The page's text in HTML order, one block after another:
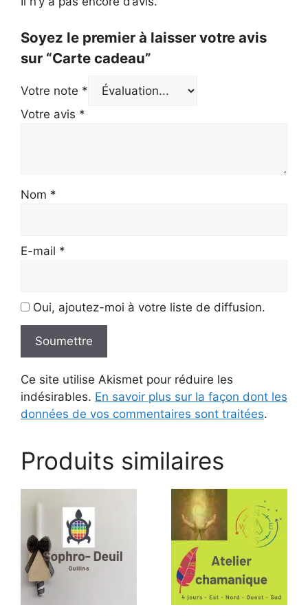
Soyez le premier à laisser votre avis
sur “Carte cadeau”
Votre note *
Votre avis *
Nom *
E-mail *
Oui, ajoutez-moi à votre liste de diffusion.
Ce site utilise Akismet pour réduire les
indésirables. En savoir plus sur la façon dont les
données de vos commentaires sont traitées.
Produits similaires